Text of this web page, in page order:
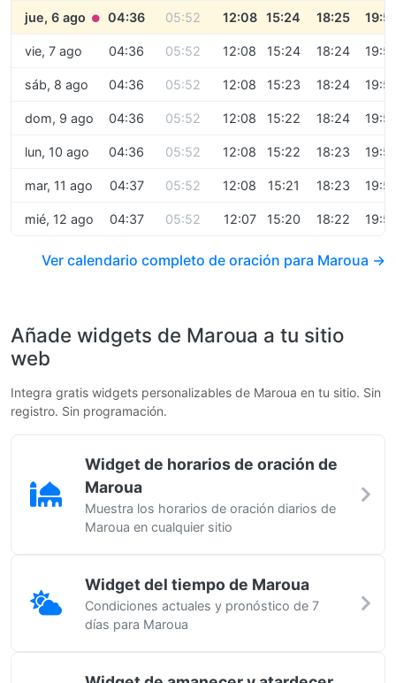
jue, 6 ago ● 04:36 05:52 12:08 15:24 18:25
vie, 7 ago 04:36 05:52 12:08 15:24 18:24
sáb, 8 ago 04:36 05:52 12:08 15:23 18:24
dom, 9 ago 04:36 05:52 12:08 15:22 18:24
lun, 10 ago 04:36 05:52 12:08 15:22 18:23
mar, 11 ago 04:37 05:52 12:08 15:21 18:23
mié, 12 ago 04:37 05:52 12:07 15:20 18:22
Ver calendario completo de oración para Maroua →
Añade widgets de Maroua a tu sitio
web
Integra gratis widgets personalizables de Maroua en tu sitio. Sin
registro. Sin programación.
Widget de horarios de oración de
Maroua
Muestra los horarios de oración diarios de
Maroua en cualquier sitio
Widget del tiempo de Maroua
Condiciones actuales y pronóstico de 7
días para Maroua